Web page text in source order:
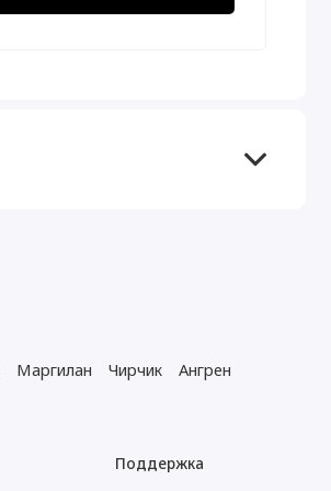
Маргилан Чирчик
Ангрен
Поддержка